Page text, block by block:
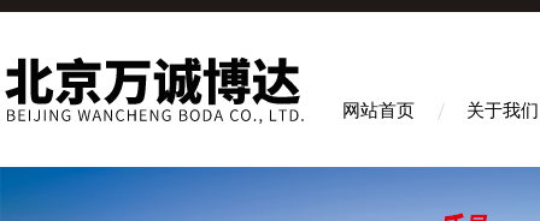
网站首页 关于我们